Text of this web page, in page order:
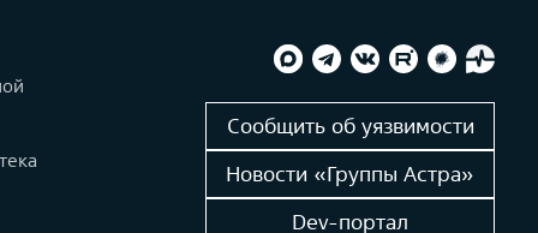
Сообщить об уязвимости
Новости «Группы Астра»
Dev-портал